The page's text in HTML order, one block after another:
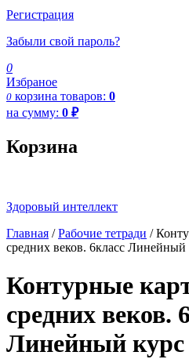
Регистрация
Забыли свой пароль?
0
Избраное
0 корзина товаров: 0
на сумму: 0 ₽
Корзина
Здоровый интеллект
Главная /Рабочие тетради /
средних веков. 6класс Линейный
Контурные
средних веков.
Линейный курс